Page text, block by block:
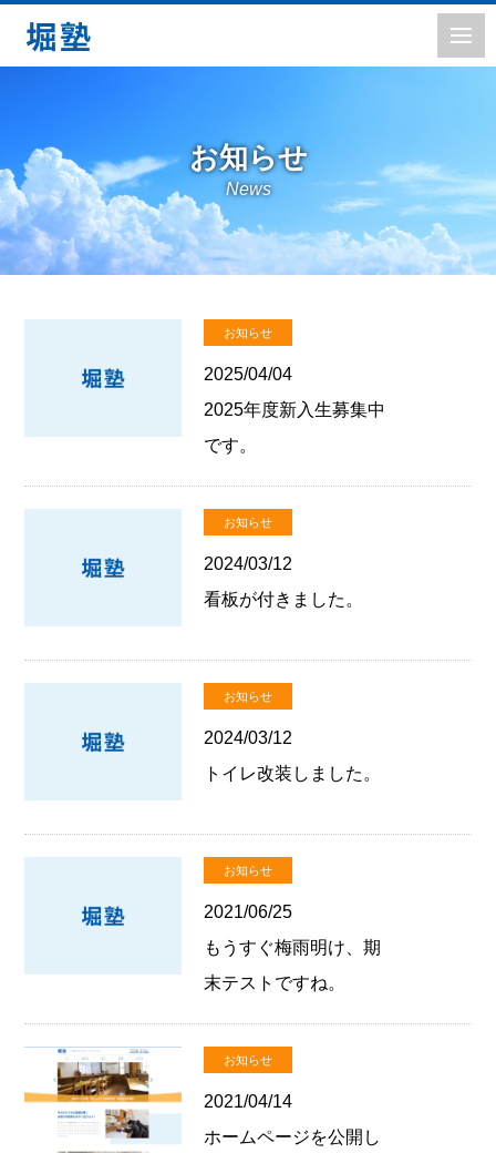
お知らせ
News
お知らせ
2025/04/04
2025年度新入生募集中
です。
お知らせ
2024/03/12
看板が付きました。
お知らせ
2024/03/12
トイレ改装しました。
お知らせ
2021/06/25
もうすぐ梅雨明け、期
末テストですね。
お知らせ
2021/04/14
ホームページを公開し